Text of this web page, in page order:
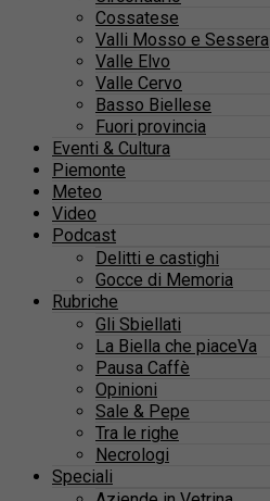
Cossatese
Valli Mosso e Sessera
Valle Elvo
Valle Cervo
Basso Biellese
Fuori provincia
Eventi & Cultura
Piemonte
Meteo
Video
Podcast
Delitti e castighi
Gocce di Memoria
Rubriche
Gli Sbiellati
La Biella che piaceVa
Pausa Caffè
Opinioni
Sale & Pepe
Tra le righe
Necrologi
Speciali